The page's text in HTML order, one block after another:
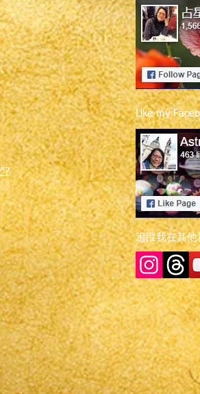
盤例子：梁朝偉與劉嘉玲
Like my
追蹤我在其他